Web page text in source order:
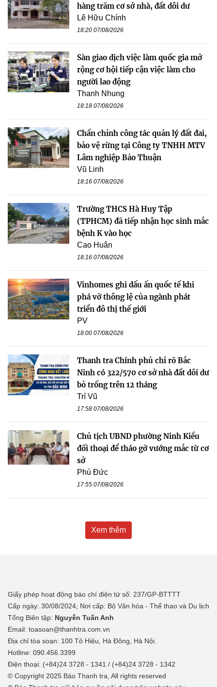
hàng trăm cơ sở nhà, đất dôi dư
Lê Hữu Chính
18:20 07/08/2026
Sàn giao dịch việc làm quốc gia mở
rộng cơ hội tiếp cận việc làm cho
người lao động
Thanh Nhung
18:18 07/08/2026
Chấn chỉnh công tác quản lý đất đai,
bảo vệ rừng tại Công ty TNHH MTV
Lâm nghiệp Bảo Thuận
Vũ Linh
18:16 07/08/2026
Trường THCS Hà Huy Tập
(TPHCM) đã tiếp nhận học sinh mắc
bệnh K vào học
Cao Huân
18:16 07/08/2026
Vinhomes ghi dấu ấn quốc tế khi
phá vỡ thông lệ của ngành phát
triển đô thị thế giới
PV
18:00 07/08/2026
Thanh tra Chính phủ chỉ rõ Bắc
Ninh có 322/570 cơ sở nhà đất dôi dư
bỏ trống trên 12 tháng
Trí Vũ
17:58 07/08/2026
Chủ tịch UBND phường Ninh Kiều
đối thoại để tháo gỡ vướng mắc từ cơ
sở
Phú Đức
17:55 07/08/2026
Xem thêm
Giấy phép hoạt động báo chí điện tử số: 237/GP-BTTTT
Cấp ngày: 30/08/2024; Nơi cấp: Bộ Văn hóa - Thể thao và Du lịch
Tổng Biên tập: Nguyễn Tuấn Anh
Email: toasoan@thanhtra.com.vn
Địa chỉ tòa soạn: 100 Tô Hiệu, Hà Đông, Hà Nội.
Hotline: 090.456.3399
Điện thoại: (+84)24 3728 - 1341 / (+84)24 3728 - 1342
© Copyright 2025 Báo Thanh tra, All rights reserved